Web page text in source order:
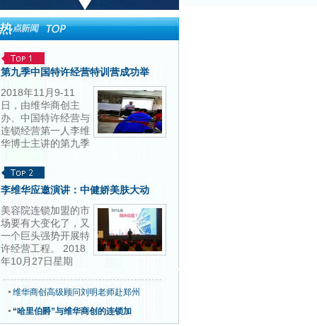
第九季中国特许经营特训营成功举
2018年11月9-11
日，由维华商创主
办、中国特许经营与
连锁经营第一人李维
华博士主讲的第九季
成功在北京举办。
来自全国各地各个行
业的企业家与精英们
共同系统地...[详细]
李维华应邀演讲：中健娇美肤大动
美容院连锁加盟的市
场要有大变化了，又
一个巨头强势开展特
许经营工程。 2018
年10月27日星期
著名美容连锁公司中
健娇美肤集团的来自
全国各地800多名代
维华商创高级顾问刘明老师赴郑州
“哈里伯爵”与维华商创的连锁加